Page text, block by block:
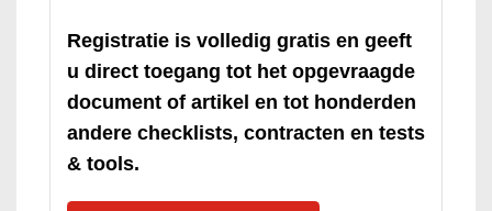
Registratie is volledig gratis en geeft
u direct toegang tot het opgevraagde
document of artikel en tot honderden
andere checklists, contracten en tests
& tools.